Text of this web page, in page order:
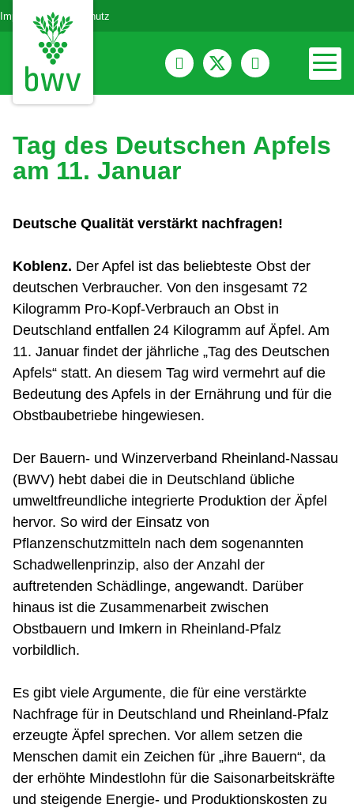
ImpressumDatenschutz
Tag des Deutschen Apfels
am 11. Januar
Deutsche Qualität verstärkt nachfragen!
Koblenz. Der Apfel ist das beliebteste Obst der
deutschen Verbraucher. Von den insgesamt 72
Kilogramm Pro-Kopf-Verbrauch an Obst in
Deutschland entfallen 24 Kilogramm auf Äpfel. Am
11. Januar findet der jährliche „Tag des Deutschen
Apfels“ statt. An diesem Tag wird vermehrt auf die
Bedeutung des Apfels in der Ernährung und für die
Obstbaubetriebe hingewiesen.
Der Bauern- und Winzerverband Rheinland-Nassau
(BWV) hebt dabei die in Deutschland übliche
umweltfreundliche integrierte Produktion der Äpfel
hervor. So wird der Einsatz von
Pflanzenschutzmitteln nach dem sogenannten
Schadwellenprinzip, also der Anzahl der
auftretenden Schädlinge, angewandt. Darüber
hinaus ist die Zusammenarbeit zwischen
Obstbauern und Imkern in Rheinland-Pfalz
vorbildlich.
Es gibt viele Argumente, die für eine verstärkte
Nachfrage für in Deutschland und Rheinland-Pfalz
erzeugte Äpfel sprechen. Vor allem setzen die
Menschen damit ein Zeichen für „ihre Bauern“, da
der erhöhte Mindestlohn für die Saisonarbeitskräfte
und steigende Energie- und Produktionskosten zu